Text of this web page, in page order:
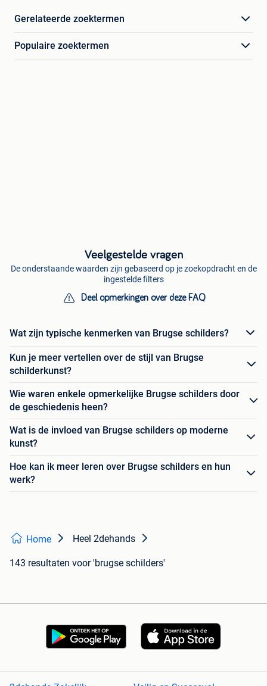
Gerelateerde zoektermen
Populaire zoektermen
Veelgestelde vragen
De onderstaande waarden zijn gebaseerd op je zoekopdracht en de
ingestelde filters
Deel opmerkingen over deze FAQ
Wat zijn typische kenmerken van Brugse schilders?
Kun je meer vertellen over de stijl van Brugse
schilderkunst?
Wie waren enkele opmerkelijke Brugse schilders door
de geschiedenis heen?
Wat is de invloed van Brugse schilders op moderne
kunst?
Hoe kan ik meer leren over Brugse schilders en hun
werk?
Home Heel 2dehands
143 resultaten voor 'brugse schilders'